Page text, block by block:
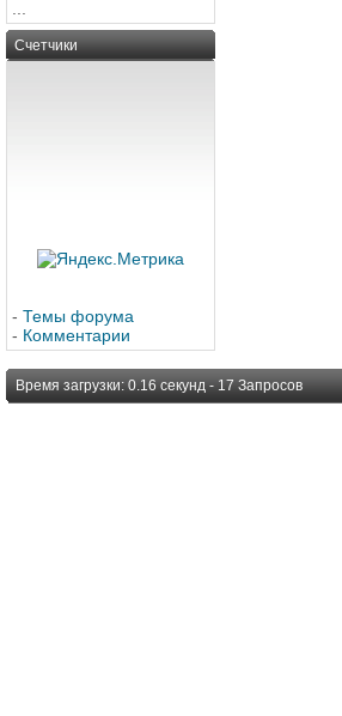
Счетчики
- Темы форума
- Комментарии
Время загрузки: 0.16 секунд - 17 Запросов